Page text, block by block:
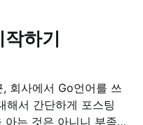
하기
해서 간단하게 포스팅